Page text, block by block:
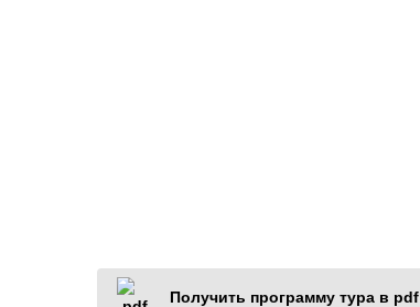
Получить программу тура в pdf